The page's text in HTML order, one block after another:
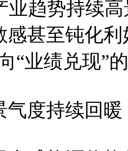
业趋势持续
感甚至钝化
“业绩兑现”
持续回暖